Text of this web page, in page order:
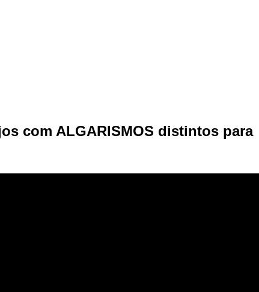
com ALGARISMOS distintos para